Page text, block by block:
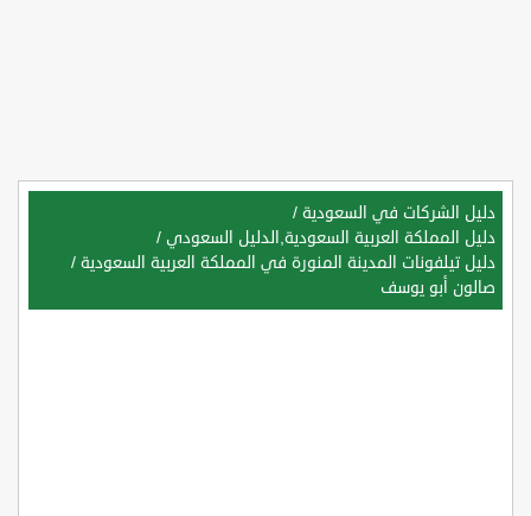
دليل الشركات في السعودية /
دليل المملكة العربية السعودية,الدليل السعودي /
دليل تيلفونات المدينة المنورة في المملكة العربية السعودية /
صالون أبو يوسف